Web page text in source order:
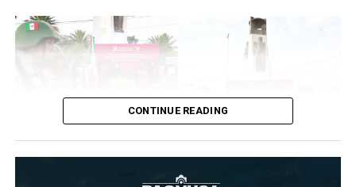
CONTINUE READING